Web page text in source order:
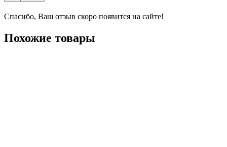
Спасибо, Ваш отзыв скоро появится на сайте!
Похожие товары